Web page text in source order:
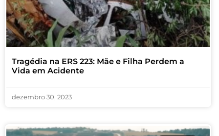
Tragédia na ERS 223: Mãe e Filha Perdem a
Vida em Acidente
dezembro 30, 2023